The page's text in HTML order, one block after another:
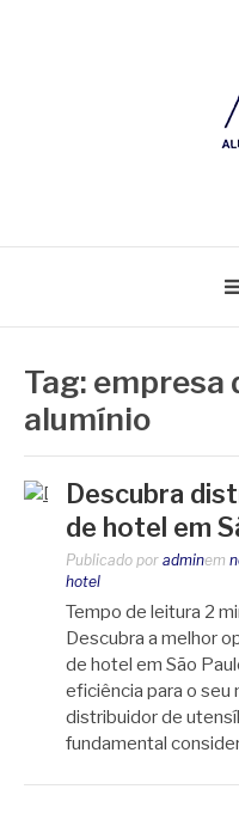
Tag: empresa
alumínio
Descubra
de hotel em
Publicado por adminem
hotel
Tempo de leitura 2
Descubra a melhor
de hotel em São
eficiência para o seu
distribuidor de
fundamental